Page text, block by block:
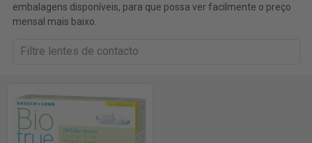
embalagens disponíveis, para que possa ver facilmente o preço
mensal mais baixo.